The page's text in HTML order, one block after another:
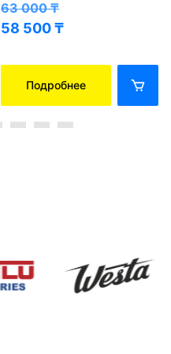
63 000₸
58 500₸
Подробнее